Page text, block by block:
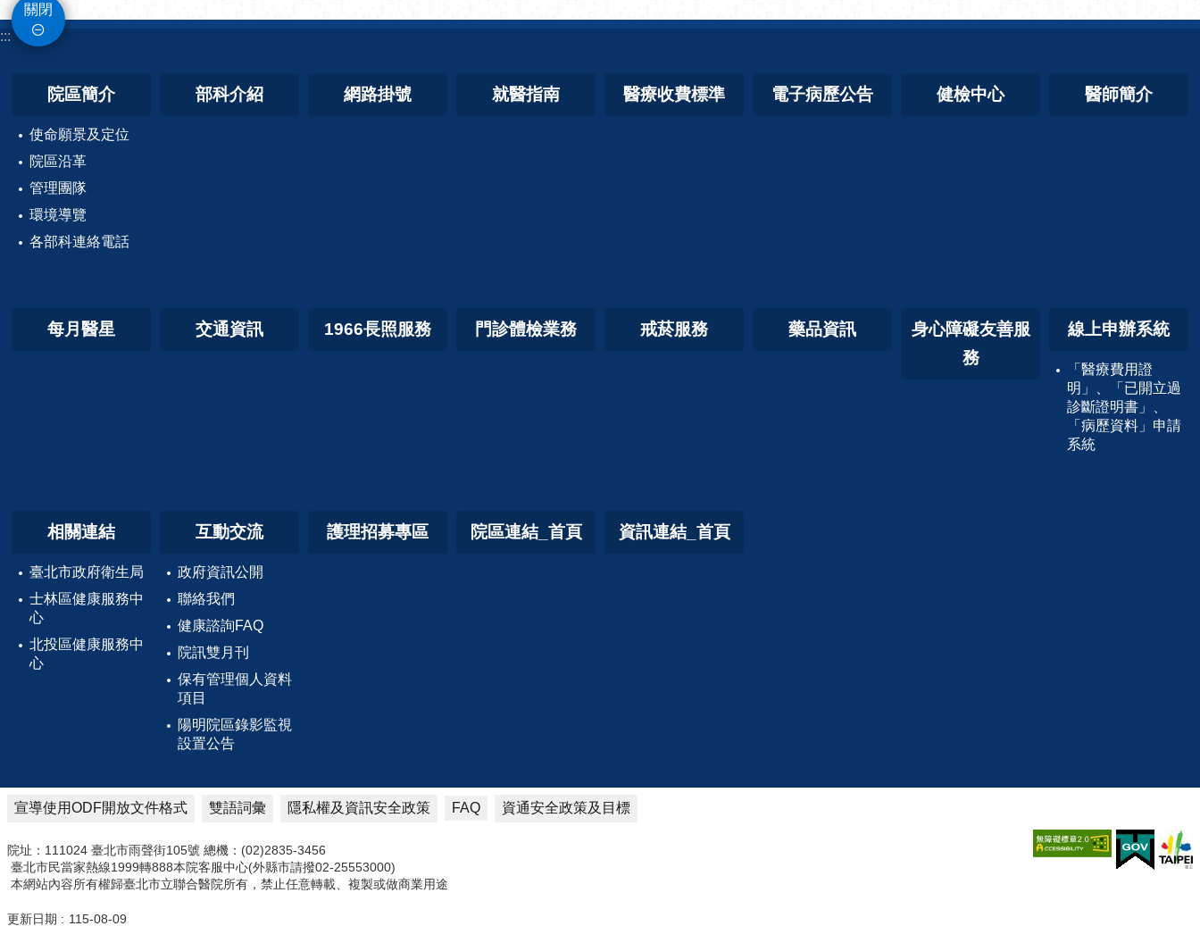
關閉
:::
院區簡介
使命願景及定位
院區沿革
管理團隊
環境導覽
各部科連絡電話
部科介紹 網路掛號 就醫指南 醫療收費標準 電子病歷公告 健檢中心 醫師簡介
每月醫星 交通資訊 1966長照服務 門診體檢業務 戒菸服務 藥品資訊
身心障礙友善服
務
線上申辦系統
「醫療費用證
明」、「已開立過
診斷證明書」、
「病歷資料」申請
系統
相關連結
臺北市政府衛生局
士林區健康服務中
心
北投區健康服務中
心
互動交流
政府資訊公開
聯絡我們
健康諮詢FAQ
院訊雙月刊
保有管理個人資料
項目
陽明院區錄影監視
設置公告
護理招募專區 院區連結_首頁 資訊連結_首頁
宣導使用ODF開放文件格式 雙語詞彙 隱私權及資訊安全政策 FAQ 資通安全政策及目標
院址：111024 臺北市雨聲街105號 總機：(02)2835-3456
臺北市民當家熱線1999轉888本院客服中心(外縣市請撥02-25553000)
本網站內容所有權歸臺北市立聯合醫院所有，禁止任意轉載、複製或做商業用途
更新日期 115-08-09